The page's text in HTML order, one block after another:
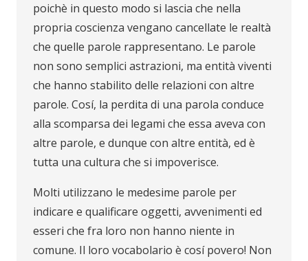
poichè in questo modo si lascia che nella
propria coscienza vengano cancellate le realtà
che quelle parole rappresentano. Le parole
non sono semplici astrazioni, ma entità viventi
che hanno stabilito delle relazioni con altre
parole. Cosí, la perdita di una parola conduce
alla scomparsa dei legami che essa aveva con
altre parole, e dunque con altre entità, ed è
tutta una cultura che si impoverisce.
Molti utilizzano le medesime parole per
indicare e qualificare oggetti, avvenimenti ed
esseri che fra loro non hanno niente in
comune. Il loro vocabolario è cosí povero! Non